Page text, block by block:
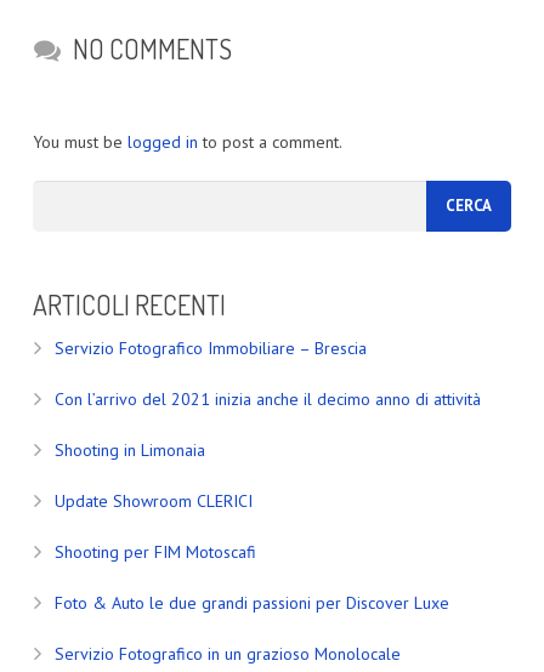
NO COMMENTS
You must be logged in to post a comment.
ARTICOLI RECENTI
Servizio Fotografico Immobiliare – Brescia
Con l’arrivo del 2021 inizia anche il decimo anno di attività
Shooting in Limonaia
Update Showroom CLERICI
Shooting per FIM Motoscafi
Foto & Auto le due grandi passioni per Discover Luxe
Servizio Fotografico in un grazioso Monolocale